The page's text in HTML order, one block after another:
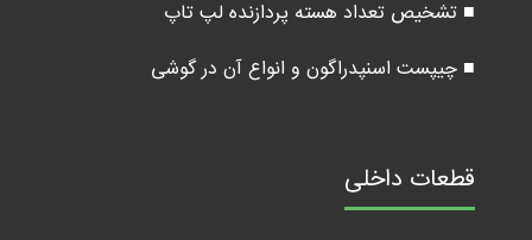
■ تشخیص تعداد هسته پردازنده لپ تاپ
■ چیپست اسنپدراگون و انواع آن در گوشی
قطعات داخلی